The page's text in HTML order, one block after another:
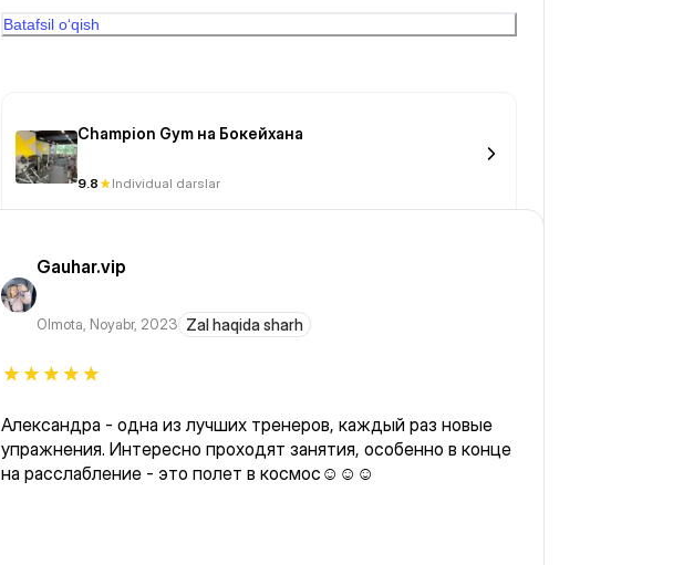
была еще в вечернее время, но утром все свежо, чисто и
Batafsil o‘qish
Champion Gym на Бокейхана
9.8 Individual darslar
Gauhar.vip
Olmota, Noyabr, 2023 Zal haqida sharh
Александра - одна из лучших тренеров, каждый раз новые
упражнения. Интересно проходят занятия, особенно в конце
на расслабление - это полет в космос☺️☺️☺️